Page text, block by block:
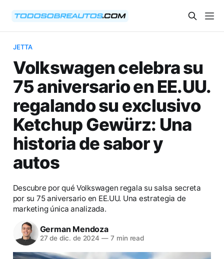
JETTA
Volkswagen celebra su
75 aniversario en EE.UU.
regalando su exclusivo
Ketchup Gewürz: Una
historia de sabor y
autos
Descubre por qué Volkswagen regala su salsa secreta
por su 75 aniversario en EE.UU. Una estrategia de
marketing única analizada.
German Mendoza
27 de dic. de 2024 — 7 min read